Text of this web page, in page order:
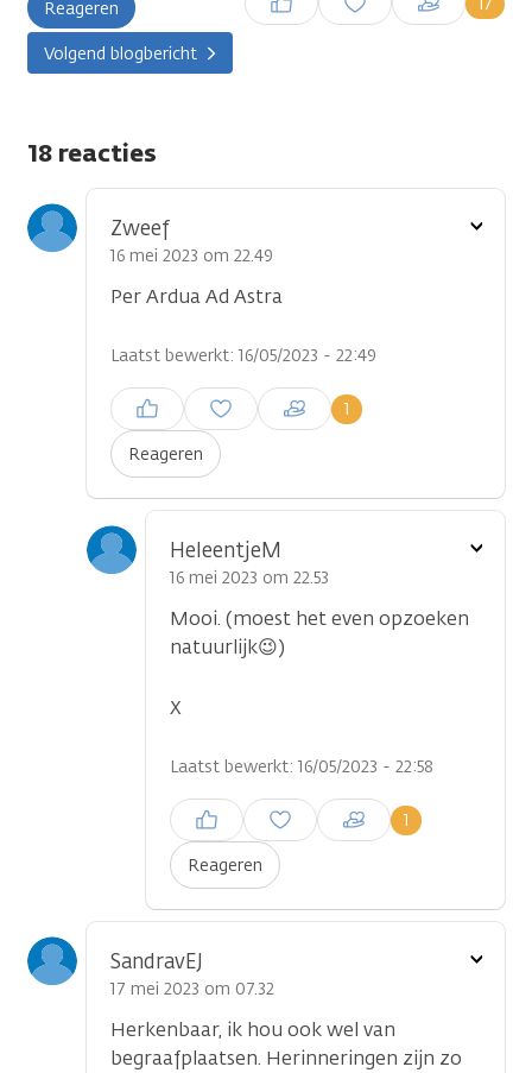
Reageren
plaatsen
Volgend blogbericht
18 reacties
Zweef
16 mei 2023 om 22.49
Per Ardua Ad Astra
Laatst bewerkt: 16/05/2023 - 22:49
Reageren
1
Inloggen om een reactie te
plaatsen
Toon
HeleentjeM
16 mei 2023 om 22.53
Mooi. (moest het even opzoeken
natuurlijk😉)
X
Laatst bewerkt: 16/05/2023 - 22:58
Reageren
1
Inloggen om een reactie te
plaatsen
Toon
SandravEJ
17 mei 2023 om 07.32
Herkenbaar, ik hou ook wel van
begraafplaatsen. Herinneringen zijn zo
Toon